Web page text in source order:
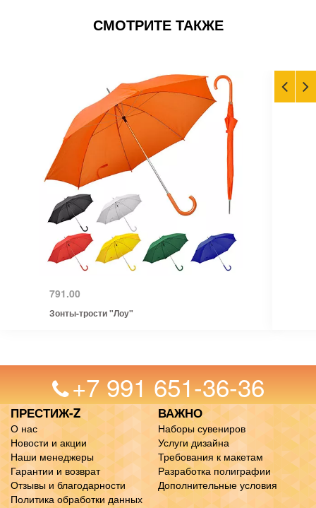
СМОТРИТЕ ТАКЖЕ
791.00
Зонты-трости "Лоу"
+7 991 651-36-36
ПРЕСТИЖ-Z
О нас
Новости и акции
Наши менеджеры
Гарантии и возврат
Отзывы и благодарности
Политика обработки данных
ВАЖНО
Наборы сувениров
Услуги дизайна
Требования к макетам
Разработка полиграфии
Дополнительные условия